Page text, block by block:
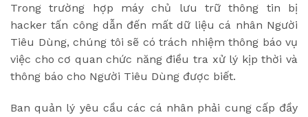
Trong trường hợp máy chủ lưu trữ thông tin bị
hacker tấn công dẫn đến mất dữ liệu cá nhân Người
Tiêu Dùng, chúng tôi sẽ có trách nhiệm thông báo vụ
việc cho cơ quan chức năng điều tra xử lý kịp thời và
thông báo cho Người Tiêu Dùng được biết.
Ban quản lý yêu cầu các cá nhân phải cung cấp đầy